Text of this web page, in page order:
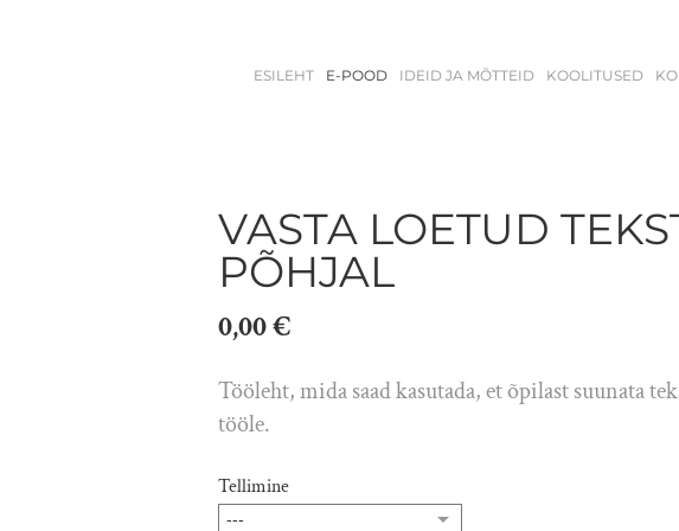
ESILEHT E-POOD IDEID JA MÕTTEID KOOLITUSED
VASTA LOETUD
PÕHJAL
0,00 €
Tööleht, mida saad kasutada, et õpilast suunata
tööle.
Tellimine